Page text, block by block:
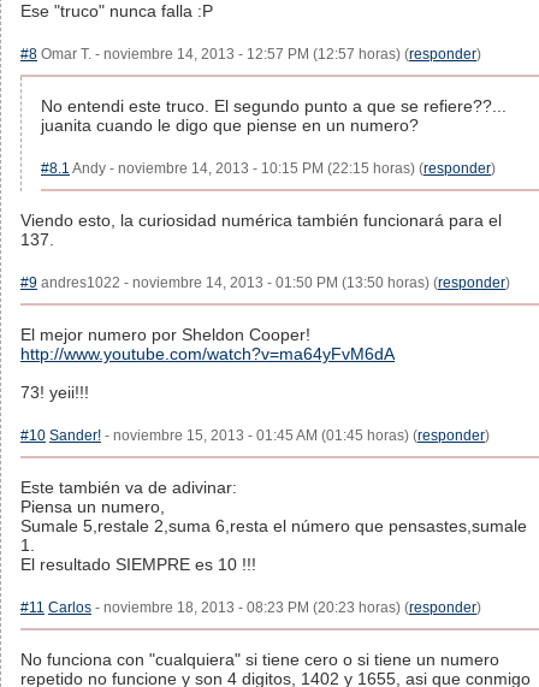
Ese "truco" nunca falla :P
#8 Omar T. - noviembre 14, 2013 - 12:57 PM (12:57 horas) (responder)
No entendi este truco. El segundo punto a que se refiere??...
juanita cuando le digo que piense en un numero?
#8.1 Andy - noviembre 14, 2013 - 10:15 PM (22:15 horas) (responder)
Viendo esto, la curiosidad numérica también funcionará para el
137.
#9 andres1022 - noviembre 14, 2013 - 01:50 PM (13:50 horas) (responder)
El mejor numero por Sheldon Cooper!
http://www.youtube.com/watch?v=ma64yFvM6dA
73! yeii!!!
#10 Sander! - noviembre 15, 2013 - 01:45 AM (01:45 horas) (responder)
Este también va de adivinar:
Piensa un numero,
Sumale 5,restale 2,suma 6,resta el número que pensastes,sumale
1.
El resultado SIEMPRE es 10 !!!
#11 Carlos - noviembre 18, 2013 - 08:23 PM (20:23 horas) (responder)
No funciona con "cualquiera" si tiene cero o si tiene un numero
repetido no funcione y son 4 digitos, 1402 y 1655, asi que conmigo